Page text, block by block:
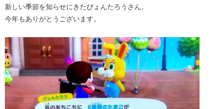
新しい季節を知らせにきたぴょんたろうさん。
今年もありがとうございます。